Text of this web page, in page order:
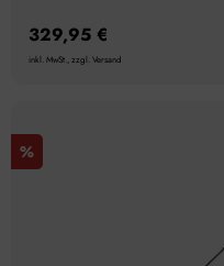
329,95 €
inkl. MwSt., zzgl. Versand
%